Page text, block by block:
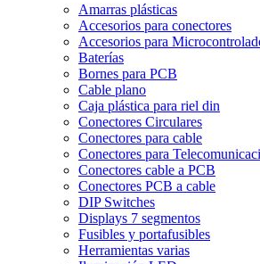
Amarras plásticas
Accesorios para conectores
Accesorios para
Baterías
Bornes para PCB
Cable plano
Caja plástica para riel din
Conectores Circulares
Conectores para cable
Conectores para
Conectores cable a PCB
Conectores PCB a cable
DIP Switches
Displays 7 segmentos
Fusibles y portafusibles
Herramientas varias